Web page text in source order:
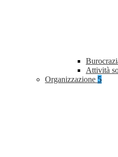
Attività
Organizzazione 5